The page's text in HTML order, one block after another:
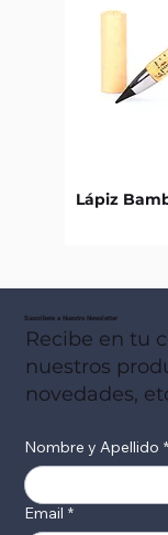
Lápiz
Suscribete a Nuestro Newsletter
Recibe en tu
nuestros
novedades,
Nombre y Apellido *
Email *